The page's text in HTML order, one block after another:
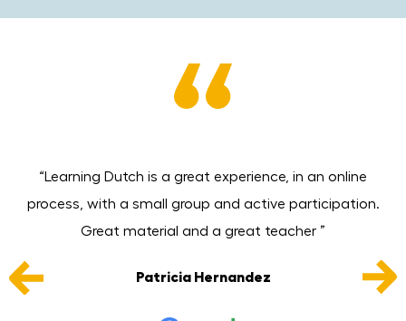
“Learning Dutch is a great experience, in an online
process, with a small group and active participation.
Great material and a great teacher ”
Patricia Hernandez